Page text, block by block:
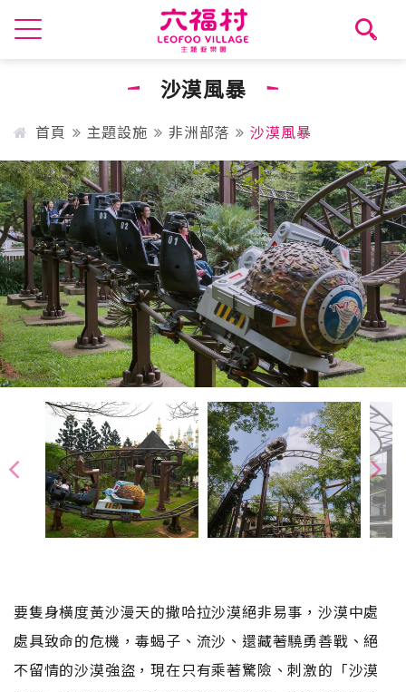
沙漠風暴
首頁 主題設施 非洲部落 沙漠風暴
要隻身橫度黃沙漫天的撒哈拉沙漠絕非易事，沙漠中處
處具致命的危機，毒蝎子、流沙、還藏著驍勇善戰、絕
不留情的沙漠強盜，現在只有乘著驚險、刺激的「沙漠